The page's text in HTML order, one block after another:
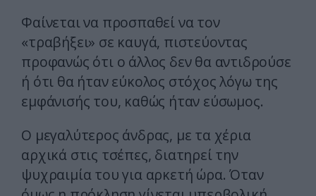
Φαίνεται να προσπαθεί να τον
«τραβήξει» σε καυγά, πιστεύοντας
προφανώς ότι ο άλλος δεν θα αντιδρούσε
ή ότι θα ήταν εύκολος στόχος λόγω της
εμφάνισής του, καθώς ήταν εύσωμος.
Ο μεγαλύτερος άνδρας, με τα χέρια
αρχικά στις τσέπες, διατηρεί την
ψυχραιμία του για αρκετή ώρα. Όταν